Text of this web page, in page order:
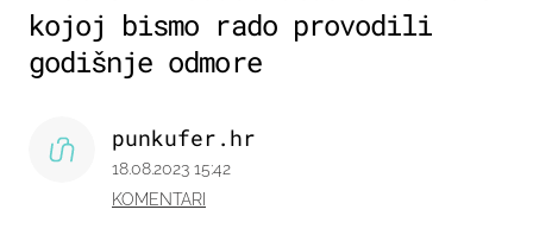
kojoj bismo rado provodili
godišnje odmore
punkufer.hr
18.08.2023 15:42
KOMENTARI